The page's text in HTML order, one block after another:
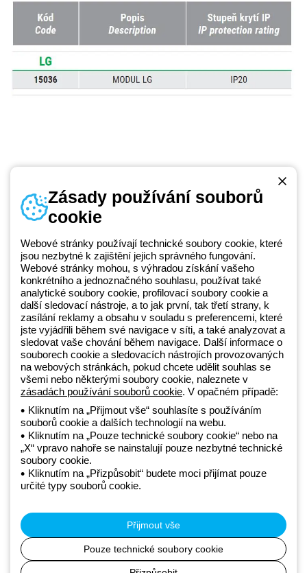
Beghelli je součástí GEWISS Group od roku 2025 a jeho ekosystému
GEWISS LightZone, kde vyvíjíme propojená světelná řešení, která
transformují komplexitu do jednoduchosti a podporují profesionály a
koncové zákazníky v uspokojování jejich potřeb.Zjistěte více o
GEWISS
Czechia:CS
Telefonní číslo
+420 531 014 111
Zásady ochrany osobních údajů
Zásady používání souborů cookie
Obchodní podmínky
Všechny zásady
Accessibility
to the direction and coordination of Gewiss S.p.A. - P.IVA (IT)
00666341201 - Registered in the Register of Companies of
Bologna. Fully paid-up capital: 10,000,000 Euro
Zásady používání souborů
cookie
Webové stránky používají technické soubory cookie, které
jsou nezbytné k zajištění jejich správného fungování.
Webové stránky mohou, s výhradou získání vašeho
konkrétního a jednoznačného souhlasu, používat také
analytické soubory cookie, profilovací soubory cookie a
další sledovací nástroje, a to jak první, tak třetí strany, k
zasílání reklamy a obsahu v souladu s preferencemi, které
jste vyjádřili během své navigace v síti, a také analyzovat a
sledovat vaše chování během navigace. Další informace o
souborech cookie a sledovacích nástrojích provozovaných
na webových stránkách, pokud chcete udělit souhlas se
všemi nebo některými soubory cookie, naleznete v
zásadách používání souborů cookie. V opačném případě:
Kliknutím na „Přijmout vše“ souhlasíte s používáním
souborů cookie a dalších technologií na webu.
Kliknutím na „Pouze technické soubory cookie“ nebo na
„X“ vpravo nahoře se nainstalují pouze nezbytné technické
soubory cookie.
Kliknutím na „Přizpůsobit“ budete moci přijímat pouze
určité typy souborů cookie.
Přijmout vše
Pouze technické soubory cookie